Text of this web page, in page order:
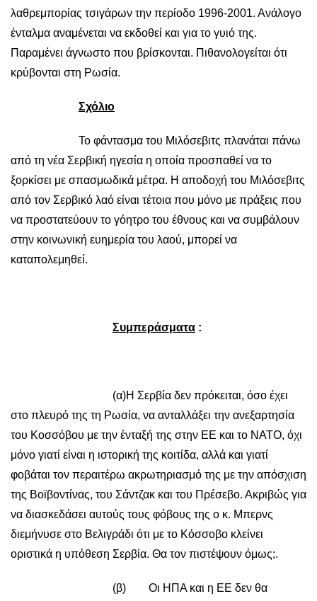
λαθρεμπορίας τσιγάρων την περίοδο 1996-2001. Ανάλογο
ένταλμα αναμένεται να εκδοθεί και για το γυιό της.
Παραμένει άγνωστο που βρίσκονται. Πιθανολογείται ότι
κρύβονται στη Ρωσία.
Σχόλιο
Το φάντασμα του Μιλόσεβιτς πλανάται πάνω
από τη νέα Σερβική ηγεσία η οποία προσπαθεί να το
ξορκίσει με σπασμωδικά μέτρα. Η αποδοχή του Μιλόσεβιτς
από τον Σερβικό λαό είναι τέτοια που μόνο με πράξεις που
να προστατεύουν το γόητρο του έθνους και να συμβάλουν
στην κοινωνική ευημερία του λαού, μπορεί να
καταπολεμηθεί.
Συμπεράσματα :
(α)Η Σερβία δεν πρόκειται, όσο έχει
στο πλευρό της τη Ρωσία, να ανταλλάξει την ανεξαρτησία
του Κοσσόβου με την ένταξή της στην ΕΕ και το ΝΑΤΟ, όχι
μόνο γιατί είναι η ιστορική της κοιτίδα, αλλά και γιατί
φοβάται τον περαιτέρω ακρωτηριασμό της με την απόσχιση
της Βοϊβοντίνας, του Σάντζακ και του Πρέσεβο. Ακριβώς για
να διασκεδάσει αυτούς τους φόβους της ο κ. Μπερνς
διεμήνυσε στο Βελιγράδι ότι με το Κόσσοβο κλείνει
οριστικά η υπόθεση Σερβία. Θα τον πιστέψουν όμως;.
(β) Οι ΗΠΑ και η ΕΕ δεν θα